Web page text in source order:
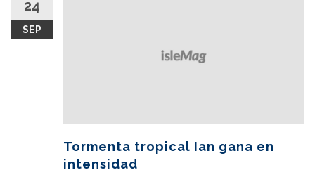
24
SEP
Tormenta tropical Ian gana en
intensidad